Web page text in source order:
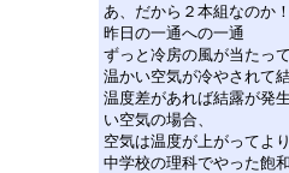
あ、だから２本組なのか！
昨日の一通への一通
ずっと冷房の風が当たっ
温かい空気が冷やされて
温度差があれば結露が発
い空気の場合、
空気は温度が上がってよ
中学校の理科でやった飽